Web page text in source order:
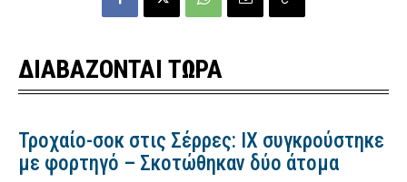
ΔΙΑΒΑΖΟΝΤΑΙ ΤΩΡΑ
Τροχαίο-σοκ στις Σέρρες: ΙΧ συγκρούστηκε
με φορτηγό – Σκοτώθηκαν δύο άτομα